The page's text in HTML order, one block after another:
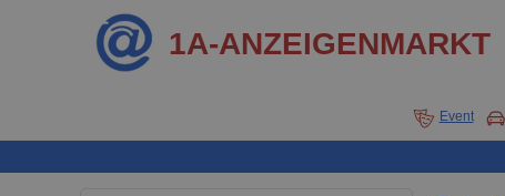
1A-ANZEIGENMARKT
Event